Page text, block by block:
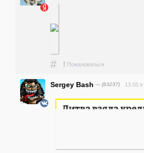
# ! Пожаловаться
Sergey Bash — (83237) 13.05